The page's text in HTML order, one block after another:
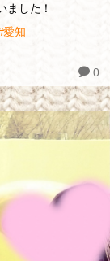
した！
愛知
0